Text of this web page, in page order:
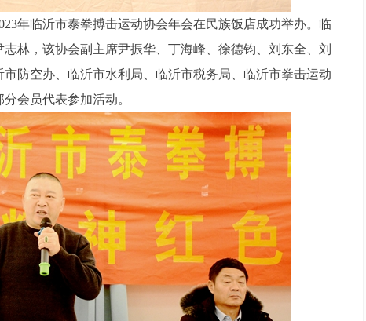
年临沂市泰拳搏击运动协会年会在民族饭店成功举办。临
林，该协会副主席尹振华、丁海峰、徐德钧、刘东全、刘
防空办、临沂市水利局、临沂市税务局、临沂市拳击运动
会员代表参加活动。